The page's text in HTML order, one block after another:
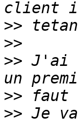
>>
>>
>> J'ai
>>
>> Je